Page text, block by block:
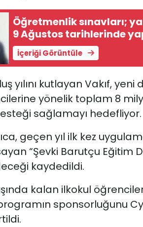
Öğretmenlik sınavları;
9 Ağustos tarihlerinde
İçeriği Görüntüle
yılını kutlayan Vakıf,
yönelik toplam 8
sağlamayı hedefliyor.
geçen yıl ilk kez
“Şevki Barutçu Eğitim
kaydedildi.
kalan ilkokul
sponsorluğunu